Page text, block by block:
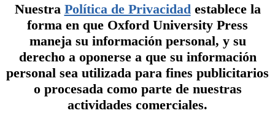
Nuestra Política de Privacidad establece la
forma en que Oxford University Press
maneja su información personal, y su
derecho a oponerse a que su información
personal sea utilizada para fines publicitarios
o procesada como parte de nuestras
actividades comerciales.